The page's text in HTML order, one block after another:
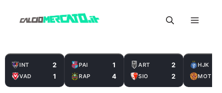
Menu
INT 2
VAD 1
PAI 1
RAP 4
ART 2
SIO 2
HJK
MOT